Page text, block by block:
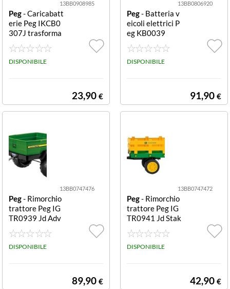
13BB0908985
Peg- Caricabatt
erie Peg IKCB0
307J trasforma
tore 6V con jack
Trasformatore
(6 V) con jack
DISPONIBILE
23,90 €
13BB0806920
Peg- Batteria v
eicoli elettrici P
eg KB0039
DISPONIBILE
91,90 €
13BB0747476
Peg- Rimorchio
trattore Peg IG
TR0939 Jd Adv
enture Verde e
Nero Jd Advent
ure
DISPONIBILE
89,90 €
13BB0747472
Peg- Rimorchio
trattore Peg IG
TR0941 Jd Stak
e Verde e Giallo
Jd Stake
DISPONIBILE
42,90 €